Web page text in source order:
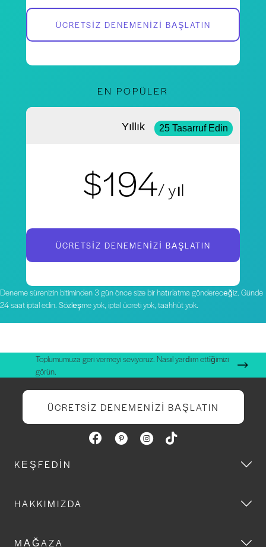
ÜCRETSIZ DENEMENIZI BAŞLATIN
EN POPÜLER
Yıllık 25 Tasarruf Edin
$194/ yıl
ÜCRETSIZ DENEMENIZI BAŞLATIN
Deneme sürenizin bitiminden 3 gün önce size bir hatırlatma göndereceğiz. Günde
24 saat iptal edin. Sözleşme yok, iptal ücreti yok, taahhüt yok.
Toplumumuza geri vermeyi seviyoruz. Nasıl yardım ettiğimizi
görün.
ÜCRETSIZ DENEMENIZI BAŞLATIN
KEŞFEDIN
HAKKIMIZDA
MAĞAZA